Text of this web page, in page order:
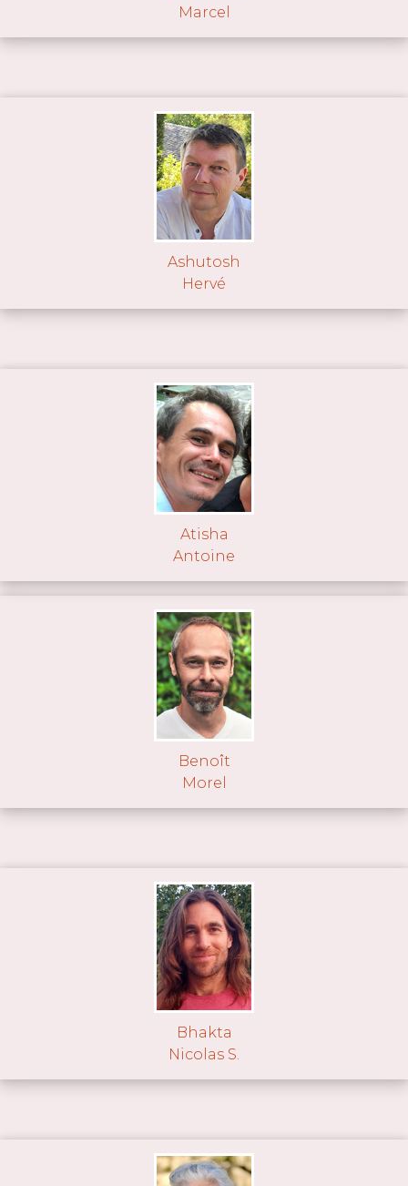
Marcel
Ashutosh
Hervé
Atisha
Antoine
Benoît
Morel
Bhakta
Nicolas S.